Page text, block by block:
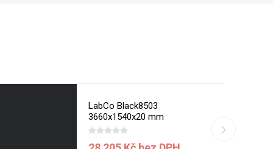
LabCo Black8503
3660x1540x20 mm